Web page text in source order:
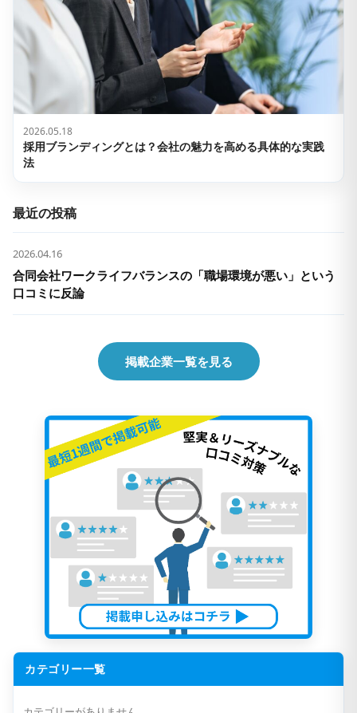
2026.05.18
採用ブランディングとは？会社の魅力を高める具体的な実践
法
最近の投稿
2026.04.16
合同会社ワークライフバランスの「職場環境が悪い」という
口コミに反論
掲載企業一覧を見る
カテゴリー一覧